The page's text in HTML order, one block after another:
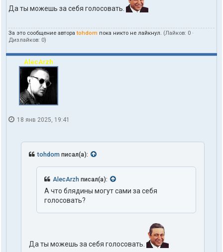
в
е
t
Да ты можешь за себя голосовать.
За это сообщение автораtohdom пока никто не лайкнул. (Лайков: 0 ·
Дизлайков: 0)
AlecArzh
18 янв 2025, 19:41
tohdom писал(а):
AlecArzh писал(а):
А что блядины могут сами за себя
голосовать?
Да ты можешь за себя голосовать.